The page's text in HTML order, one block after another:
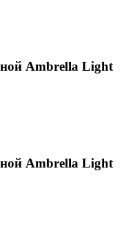
Ambrella Light
Ambrella Light